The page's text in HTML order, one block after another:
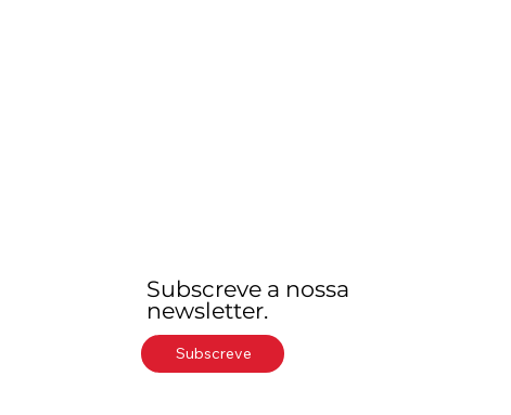
Subscreve a nossa
newsletter.
Subscreve